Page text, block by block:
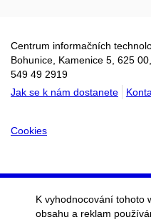
Centrum informačních
Bohunice, Kamenice 5, 625
549 49 2919
Jak se k nám dostanete
Cookies
K vyhodnocování tohoto
obsahu a reklam